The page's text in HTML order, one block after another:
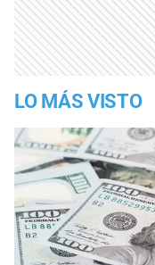
LO MÁS VISTO